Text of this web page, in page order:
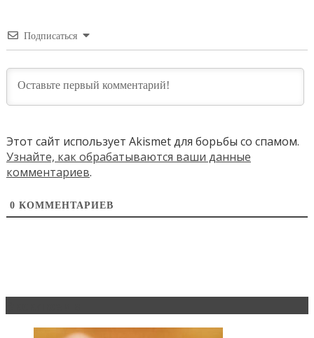
Подписаться
Этот сайт использует Akismet для борьбы со спамом.
Узнайте, как обрабатываются ваши данные
комментариев.
0 КОММЕНТАРИЕВ